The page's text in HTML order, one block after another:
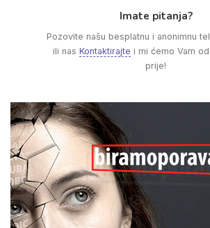
Imate pitanja?
Pozovite našu besplatnu i anonimnu
ili nas Kontaktirajte i mi ćemo Vam
prije!